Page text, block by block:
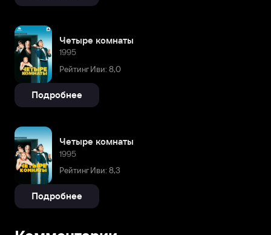
Четыре комнаты
1995
Рейтинг Иви: 8,0
Подробнее
Четыре комнаты
1995
Рейтинг Иви: 8,3
Подробнее